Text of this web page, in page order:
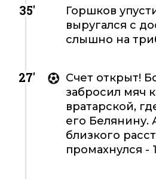
35'
Горшков
выругался с
слышно на
27'
Счет открыт!
забросил мяч
вратарской,
его Белянину.
близкого
промахнулся -